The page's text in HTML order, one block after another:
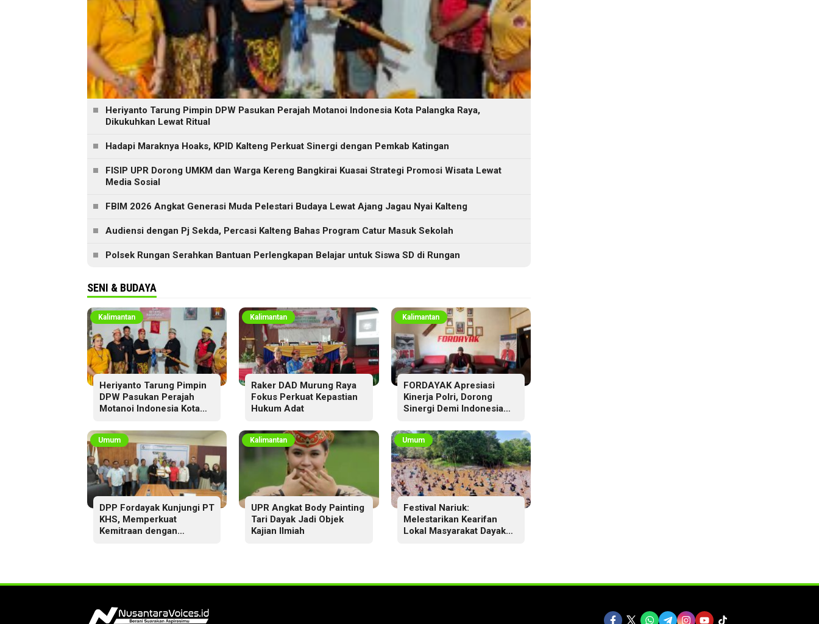
Heriyanto Tarung Pimpin DPW Pasukan Perajah Motanoi Indonesia Kota Palangka Raya,
Dikukuhkan Lewat Ritual
Hadapi Maraknya Hoaks, KPID Kalteng Perkuat Sinergi dengan Pemkab Katingan
FISIP UPR Dorong UMKM dan Warga Kereng Bangkirai Kuasai Strategi Promosi Wisata Lewat
Media Sosial
FBIM 2026 Angkat Generasi Muda Pelestari Budaya Lewat Ajang Jagau Nyai Kalteng
Audiensi dengan Pj Sekda, Percasi Kalteng Bahas Program Catur Masuk Sekolah
Polsek Rungan Serahkan Bantuan Perlengkapan Belajar untuk Siswa SD di Rungan
SENI & BUDAYA
Kalimantan
Heriyanto Tarung Pimpin
DPW Pasukan Perajah
Motanoi Indonesia Kota
Dikukuhkan Lewat Ritual
Kalimantan
Raker DAD Murung Raya
Fokus Perkuat Kepastian
Hukum Adat
Kalimantan
FORDAYAK Apresiasi
Kinerja Polri, Dorong
Sinergi Demi Indonesia
Umum
DPP Fordayak Kunjungi PT
KHS, Memperkuat
Kemitraan dengan
Kalimantan
UPR Angkat Body Painting
Tari Dayak Jadi Objek
Kajian Ilmiah
Umum
Festival Nariuk:
Melestarikan Kearifan
Lokal Masyarakat Dayak